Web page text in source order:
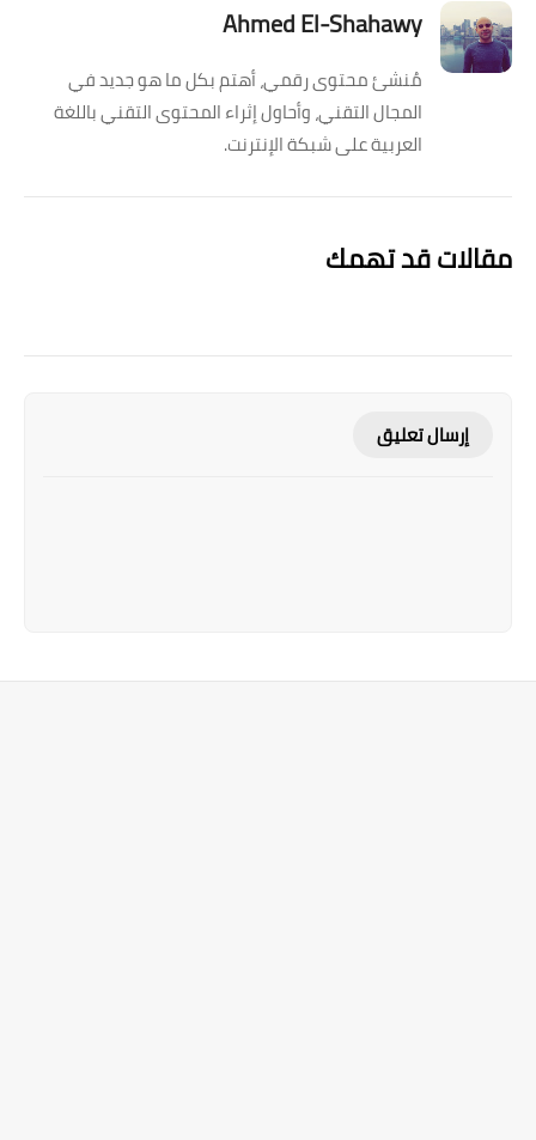
Ahmed El-Shahawy
مُنشئ محتوى رقمي، أهتم بكل ما هو جديد في
المجال التقني، وأحاول إثراء المحتوى التقني باللغة
العربية على شبكة الإنترنت.
مقالات قد تهمك
إرسال تعليق